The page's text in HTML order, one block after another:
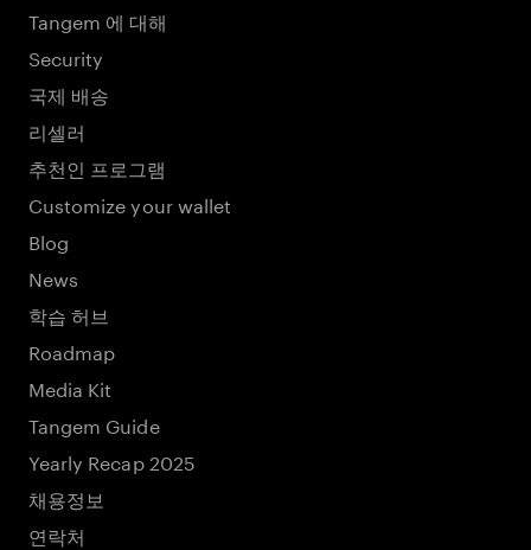
Tangem 에 대해
Security
국제 배송
리셀러
추천인 프로그램
Customize your wallet
Blog
News
학습 허브
Roadmap
Media Kit
Tangem Guide
Yearly Recap 2025
채용정보
연락처